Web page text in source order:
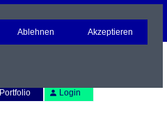
Portfolio Login
Ablehnen Akzeptieren